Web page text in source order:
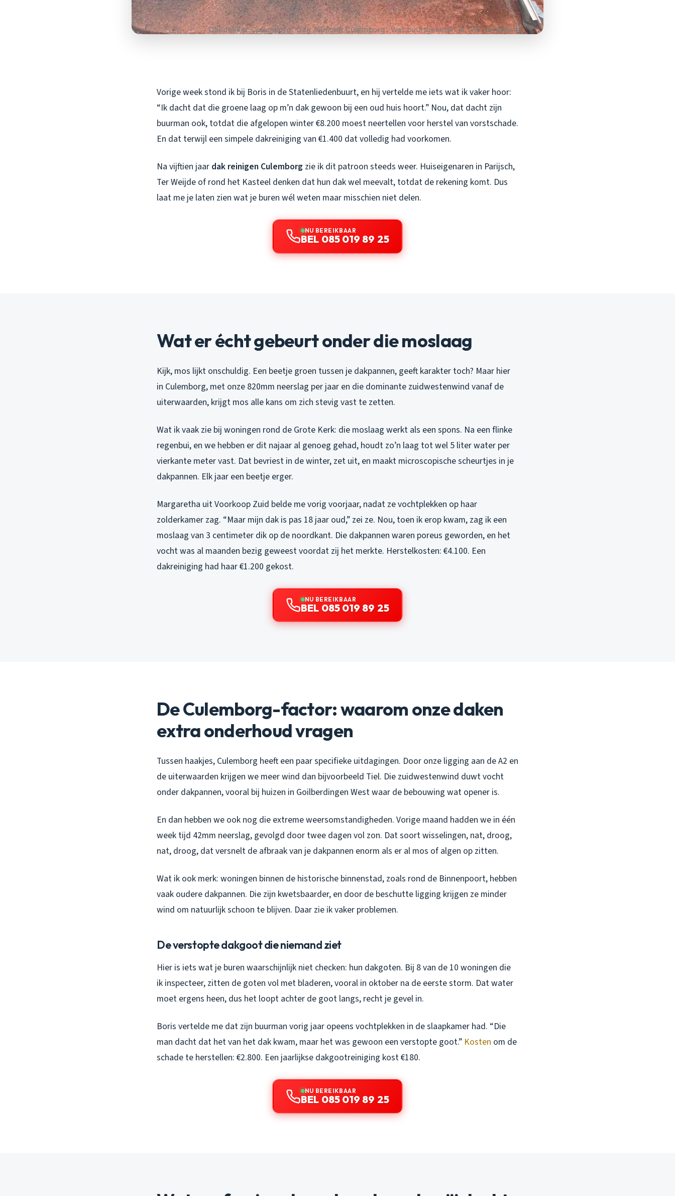
Vorige week stond ik bij Boris in de Statenliedenbuurt, en hij vertelde me iets wat ik vaker hoor:
“Ik dacht dat die groene laag op m’n dak gewoon bij een oud huis hoort.” Nou, dat dacht zijn
buurman ook, totdat die afgelopen winter €8.200 moest neertellen voor herstel van vorstschade.
En dat terwijl een simpele dakreiniging van €1.400 dat volledig had voorkomen.
Na vijftien jaar dak reinigen Culemborg zie ik dit patroon steeds weer. Huiseigenaren in Parijsch,
Ter Weijde of rond het Kasteel denken dat hun dak wel meevalt, totdat de rekening komt. Dus
laat me je laten zien wat je buren wél weten maar misschien niet delen.
NU BEREIKBAAR
BEL 085 019 89 25
Wat er écht gebeurt onder die moslaag
Kijk, mos lijkt onschuldig. Een beetje groen tussen je dakpannen, geeft karakter toch? Maar hier
in Culemborg, met onze 820mm neerslag per jaar en die dominante zuidwestenwind vanaf de
uiterwaarden, krijgt mos alle kans om zich stevig vast te zetten.
Wat ik vaak zie bij woningen rond de Grote Kerk: die moslaag werkt als een spons. Na een flinke
regenbui, en we hebben er dit najaar al genoeg gehad, houdt zo’n laag tot wel 5 liter water per
vierkante meter vast. Dat bevriest in de winter, zet uit, en maakt microscopische scheurtjes in je
dakpannen. Elk jaar een beetje erger.
Margaretha uit Voorkoop Zuid belde me vorig voorjaar, nadat ze vochtplekken op haar
zolderkamer zag. “Maar mijn dak is pas 18 jaar oud,” zei ze. Nou, toen ik erop kwam, zag ik een
moslaag van 3 centimeter dik op de noordkant. Die dakpannen waren poreus geworden, en het
vocht was al maanden bezig geweest voordat zij het merkte. Herstelkosten: €4.100. Een
dakreiniging had haar €1.200 gekost.
NU BEREIKBAAR
BEL 085 019 89 25
De Culemborg-factor: waarom onze daken
extra onderhoud vragen
Tussen haakjes, Culemborg heeft een paar specifieke uitdagingen. Door onze ligging aan de A2 en
de uiterwaarden krijgen we meer wind dan bijvoorbeeld Tiel. Die zuidwestenwind duwt vocht
onder dakpannen, vooral bij huizen in Goilberdingen West waar de bebouwing wat opener is.
En dan hebben we ook nog die extreme weersomstandigheden. Vorige maand hadden we in één
week tijd 42mm neerslag, gevolgd door twee dagen vol zon. Dat soort wisselingen, nat, droog,
nat, droog, dat versnelt de afbraak van je dakpannen enorm als er al mos of algen op zitten.
Wat ik ook merk: woningen binnen de historische binnenstad, zoals rond de Binnenpoort, hebben
vaak oudere dakpannen. Die zijn kwetsbaarder, en door de beschutte ligging krijgen ze minder
wind om natuurlijk schoon te blijven. Daar zie ik vaker problemen.
De verstopte dakgoot die niemand ziet
Hier is iets wat je buren waarschijnlijk niet checken: hun dakgoten. Bij 8 van de 10 woningen die
ik inspecteer, zitten de goten vol met bladeren, vooral in oktober na de eerste storm. Dat water
moet ergens heen, dus het loopt achter de goot langs, recht je gevel in.
Boris vertelde me dat zijn buurman vorig jaar opeens vochtplekken in de slaapkamer had. “Die
man dacht dat het van het dak kwam, maar het was gewoon een verstopte goot.” Kosten om de
schade te herstellen: €2.800. Een jaarlijkse dakgootreiniging kost €180.
NU BEREIKBAAR
BEL 085 019 89 25